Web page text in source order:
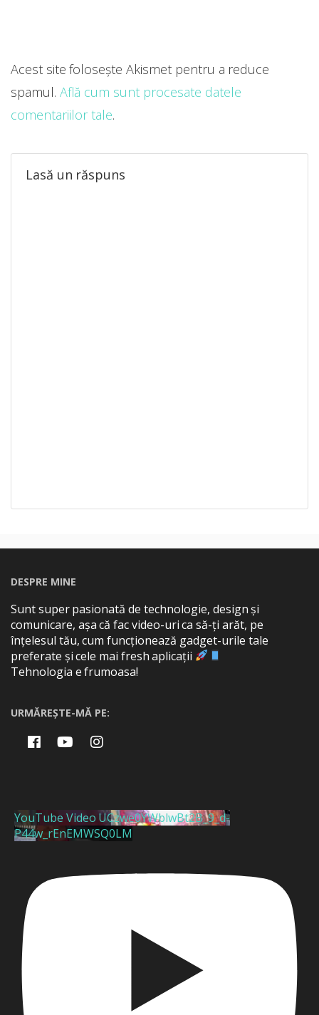
Lasă un răspuns
Acest site folosește Akismet pentru a reduce
spamul. Află cum sunt procesate datele
comentariilor tale.
DESPRE MINE
Sunt super pasionată de technologie, design și
comunicare, așa că fac video-uri ca să-ți arăt, pe
înțelesul tău, cum funcționează gadget-urile tale
preferate și cele mai fresh aplicații
Tehnologia e frumoasa!
URMĂREȘTE-MĂ PE:
YouTube Video UCzwe0YWblwBt2B_9_d-
P44w_rEnEMWSQ0LM